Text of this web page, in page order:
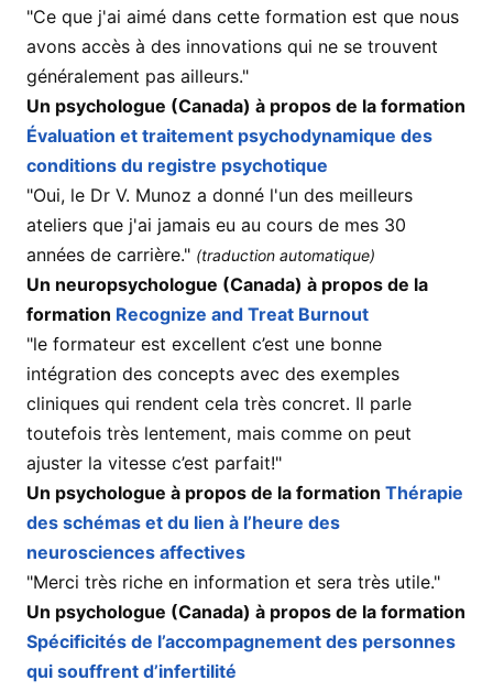
"Ce que j'ai aimé dans cette formation est que nous
avons accès à des innovations qui ne se trouvent
généralement pas ailleurs."
Un psychologue (Canada) à propos de la formation
Évaluation et traitement psychodynamique des
conditions du registre psychotique
"Oui, le Dr V. Munoz a donné l'un des meilleurs
ateliers que j'ai jamais eu au cours de mes 30
années de carrière." (traduction automatique)
Un neuropsychologue (Canada) à propos de la
formation Recognize and Treat Burnout
"le formateur est excellent c’est une bonne
intégration des concepts avec des exemples
cliniques qui rendent cela très concret. Il parle
toutefois très lentement, mais comme on peut
ajuster la vitesse c’est parfait!"
Un psychologue à propos de la formation Thérapie
des schémas et du lien à l’heure des
neurosciences affectives
"Merci très riche en information et sera très utile."
Un psychologue (Canada) à propos de la formation
Spécificités de l’accompagnement des personnes
qui souffrent d’infertilité